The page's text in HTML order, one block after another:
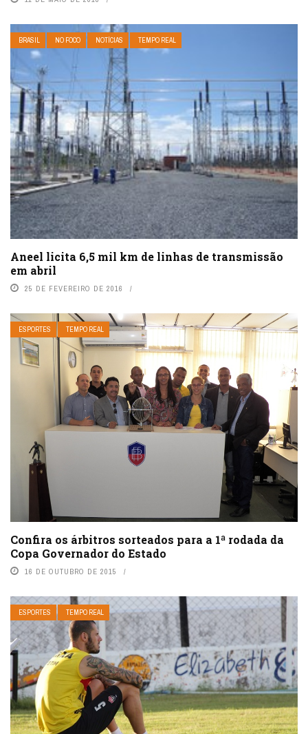
BRASIL NO FOCO NOTÍCIAS TEMPO REAL
Aneel licita 6,5 mil km de linhas de transmissão
em abril
25 DE FEVEREIRO DE 2016
ESPORTES TEMPO REAL
Confira os árbitros sorteados para a 1ª rodada da
Copa Governador do Estado
16 DE OUTUBRO DE 2015
ESPORTES TEMPO REAL